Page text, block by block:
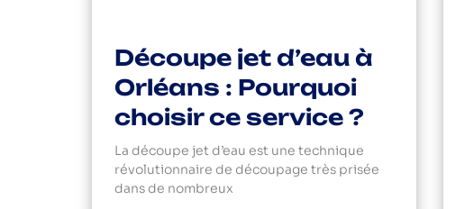
Découpe jet d’eau à
Orléans : Pourquoi
choisir ce service ?
La découpe jet d’eau est une technique
révolutionnaire de découpage très prisée
dans de nombreux